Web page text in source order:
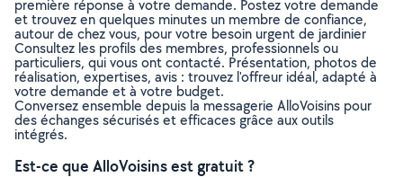
première réponse à votre demande. Postez votre demande
et trouvez en quelques minutes un membre de confiance,
autour de chez vous, pour votre besoin urgent de jardinier
Consultez les profils des membres, professionnels ou
particuliers, qui vous ont contacté. Présentation, photos de
réalisation, expertises, avis : trouvez l'offreur idéal, adapté à
votre demande et à votre budget.
Conversez ensemble depuis la messagerie AlloVoisins pour
des échanges sécurisés et efficaces grâce aux outils
intégrés.
Est-ce que AlloVoisins est gratuit ?